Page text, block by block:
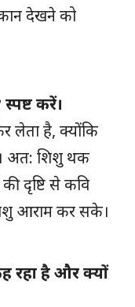
देखने को
करें।
है, क्योंकि
अत: शिशु थक
दृष्टि से कवि
आराम कर सके।
रहा है और क्यों